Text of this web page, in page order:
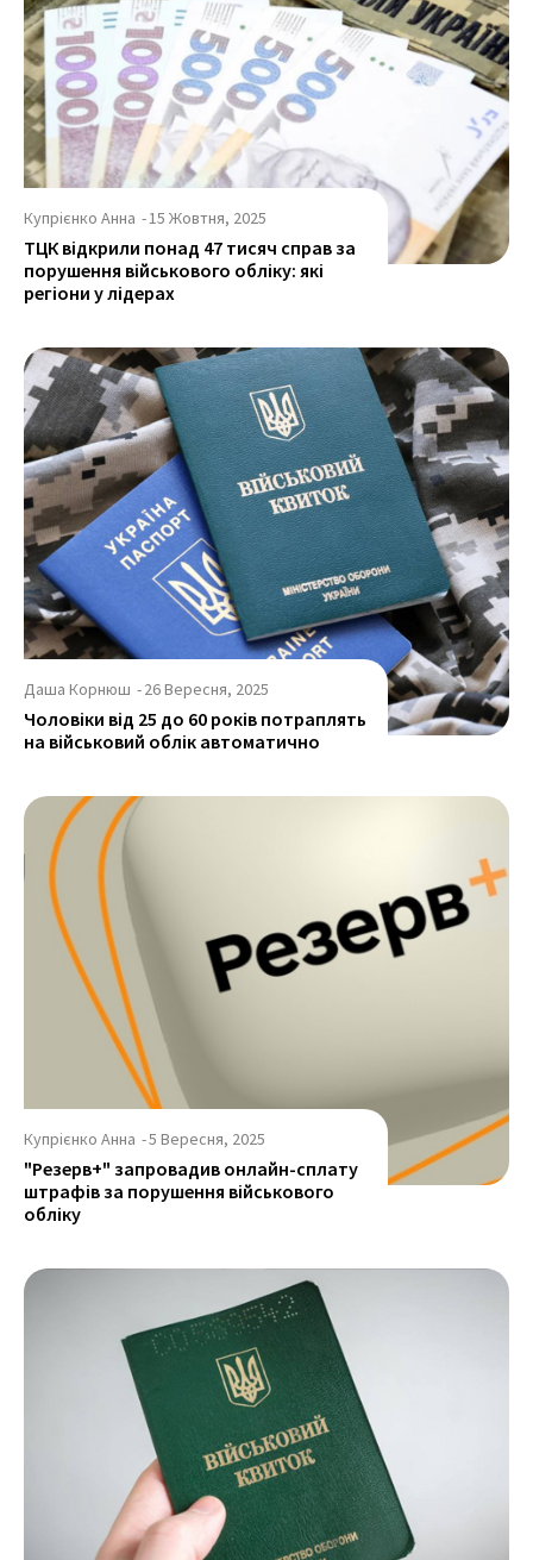
Купрієнко Анна -15 Жовтня, 2025
ТЦК відкрили понад 47 тисяч справ за
порушення військового обліку: які
регіони у лідерах
Даша Корнюш -26 Вересня, 2025
Чоловіки від 25 до 60 років потраплять
на військовий облік автоматично
Купрієнко Анна -5 Вересня, 2025
"Резерв+" запровадив онлайн-сплату
штрафів за порушення військового
обліку